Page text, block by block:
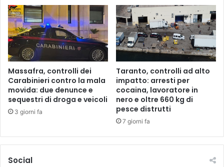
O
R
I
P
E
L
A
S
O
E
A
n
c
o
r
a
u
n
a
v
o
l
o
Massafra, controlli dei
Carabinieri contro la mala
movida: due denunce e
sequestri di droga e veicoli
3 giorni fa
Taranto, controlli ad alto
impatto: arresti per
cocaina, lavoratore in
nero e oltre 660 kg di
pesce distrutti
7 giorni fa
Social